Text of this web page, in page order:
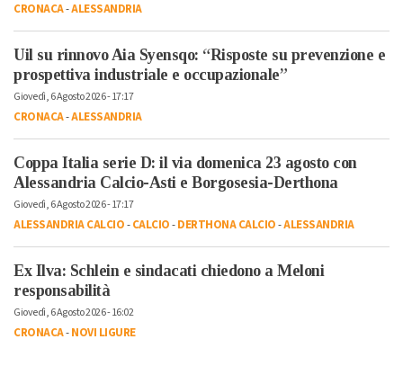
CRONACA-ALESSANDRIA
Uil su rinnovo Aia Syensqo: “Risposte su prevenzione e
prospettiva industriale e occupazionale”
Giovedì, 6 Agosto 2026 - 17:17
CRONACA-ALESSANDRIA
Coppa Italia serie D: il via domenica 23 agosto con
Alessandria Calcio-Asti e Borgosesia-Derthona
Giovedì, 6 Agosto 2026 - 17:17
ALESSANDRIA CALCIO-CALCIO-DERTHONA CALCIO-ALESSANDRIA
Ex Ilva: Schlein e sindacati chiedono a Meloni
responsabilità
Giovedì, 6 Agosto 2026 - 16:02
CRONACA-NOVI LIGURE